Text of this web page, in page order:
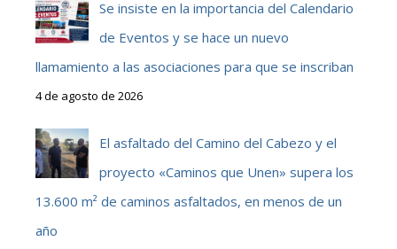
Se insiste en la importancia del Calendario
de Eventos y se hace un nuevo
llamamiento a las asociaciones para que se inscriban
4 de agosto de 2026
El asfaltado del Camino del Cabezo y el
proyecto «Caminos que Unen» supera los
13.600 m² de caminos asfaltados, en menos de un
año